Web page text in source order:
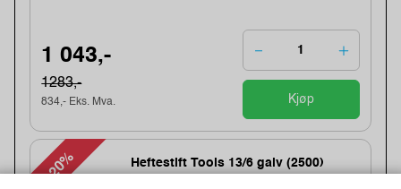
1 043,-
1283,-
834,- Eks. Mva. Kjøp
-20% Heftestift Tools 13/6 galv (2500)